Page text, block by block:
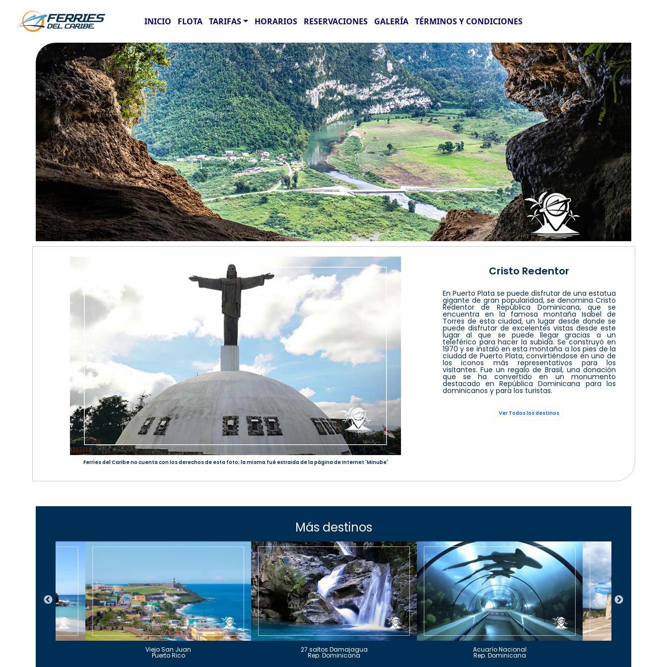
INICIO FLOTA TARIFAS HORARIOS RESERVACIONES GALERÍA TÉRMINOS Y CONDICIONES
Ferries del Caribe no cuenta con los derechos de esta foto; la misma fué extraida de la página de Internet 'Minube'
Cristo Redentor
En Puerto Plata se puede disfrutar de una estatua
gigante de gran popularidad, se denomina Cristo
Redentor de República Dominicana, que se
encuentra en la famosa montaña Isabel de
Torres de esta ciudad, un lugar desde donde se
puede disfrutar de excelentes vistas desde este
lugar al que se puede llegar gracias a un
teleférico para hacer la subida. Se construyó en
1970 y se instaló en esta montaña a los pies de la
ciudad de Puerto Plata, convirtiéndose en uno de
los iconos más representativos para los
visitantes. Fue un regalo de Brasil, una donación
que se ha convertido en un monumento
destacado en República Dominicana para los
dominicanos y para los turistas.
Ver Todos los destinos
Más destinos
Viejo San Juan
Puerto Rico
27 saltos Damajagua
Rep. Dominicana
Acuarío Nacional
Rep. Dominicana